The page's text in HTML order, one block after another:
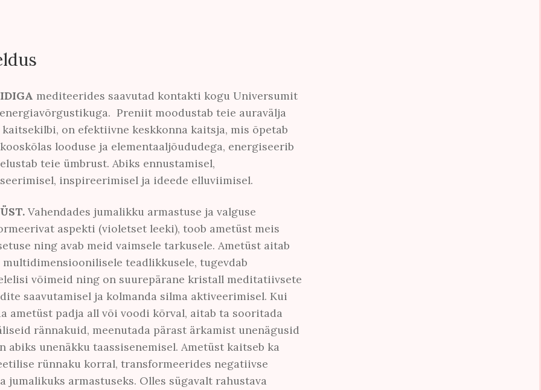
mediteerides saavutad kontakti kogu Universumit
Preniit moodustab teie auravälja
on efektiivne keskkonna kaitsja, mis õpetab
looduse ja elementaaljõududega, energiseerib
teie ümbrust. Abiks ennustamisel,
inspireerimisel ja ideede elluviimisel.
Vahendades jumalikku armastuse ja valguse
aspekti (violetset leeki), toob ametüst meis
ning avab meid vaimsele tarkusele. Ametüst aitab
multidimensioonilisele teadlikkusele, tugevdab
võimeid ning on suurepärane kristall meditatiivsete
saavutamisel ja kolmanda silma aktiveerimisel. Kui
ametüst padja all või voodi kõrval, aitab ta sooritada
rännakuid, meenutada pärast ärkamist unenägusid
abiks unenäkku taassisenemisel. Ametüst kaitseb ka
rünnaku korral, transformeerides negatiivse
jumalikuks armastuseks. Olles sügavalt rahustava